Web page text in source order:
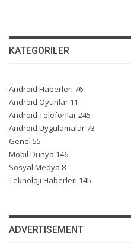
KATEGORILER
Android Haberleri 76
Android Oyunlar 11
Android Telefonlar245
Android Uygulamalar73
Genel 55
Mobil Dünya 146
Sosyal Medya 8
Teknoloji Haberleri 145
ADVERTISEMENT